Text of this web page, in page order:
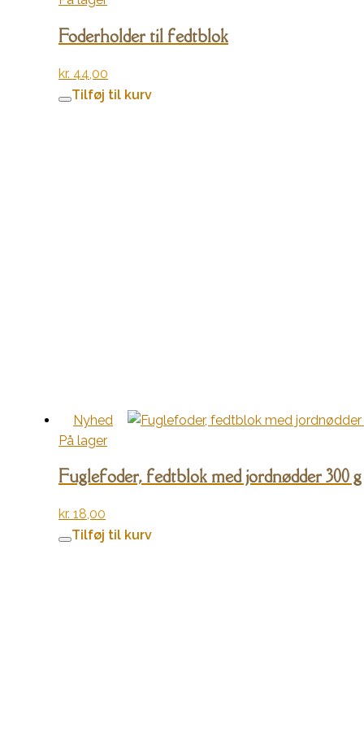
Foderholder til fedtblok
kr. 44,00
Tilføj til kurv
Nyhed
På lager
Fuglefoder, fedtblok med jordnødder 300 g
kr. 18,00
Tilføj til kurv